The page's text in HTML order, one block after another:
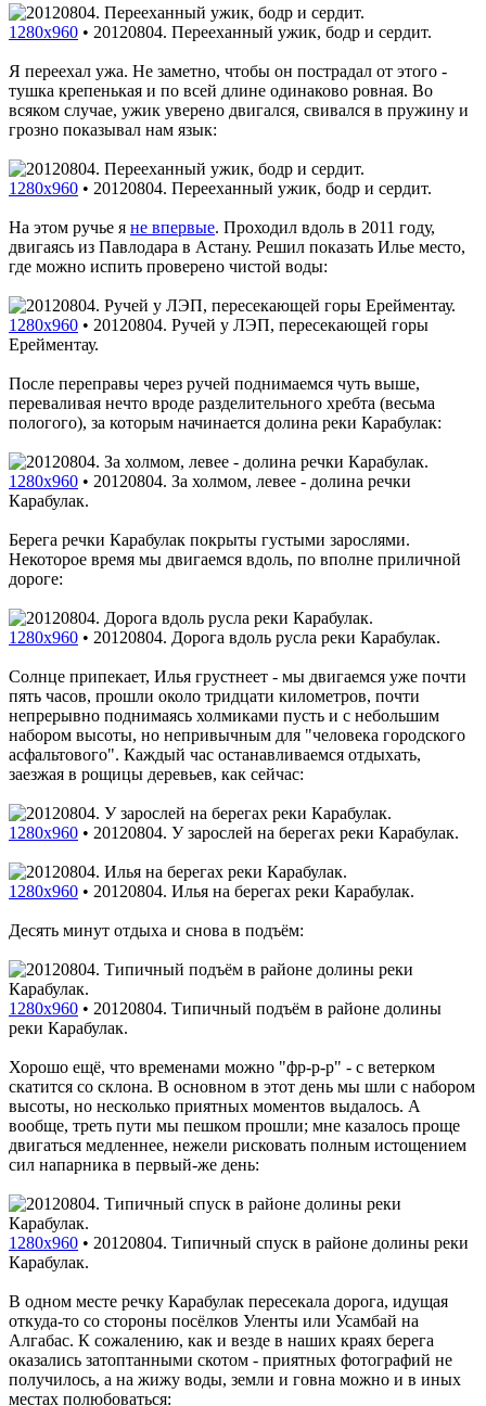
1280x960 • 20120804. Перееханный ужик, бодр и сердит.
Я переехал ужа. Не заметно, чтобы он пострадал от этого -
тушка крепенькая и по всей длине одинаково ровная. Во
всяком случае, ужик уверено двигался, свивался в пружину и
грозно показывал нам язык:
1280x960 • 20120804. Перееханный ужик, бодр и сердит.
На этом ручье я не впервые. Проходил вдоль в 2011 году,
двигаясь из Павлодара в Астану. Решил показать Илье место,
где можно испить проверено чистой воды:
1280x960 • 20120804. Ручей у ЛЭП, пересекающей горы
Ерейментау.
После переправы через ручей поднимаемся чуть выше,
переваливая нечто вроде разделительного хребта (весьма
пологого), за которым начинается долина реки Карабулак:
1280x960 • 20120804. За холмом, левее - долина речки
Карабулак.
Берега речки Карабулак покрыты густыми зарослями.
Некоторое время мы двигаемся вдоль, по вполне приличной
дороге:
1280x960 • 20120804. Дорога вдоль русла реки Карабулак.
Солнце припекает, Илья грустнеет - мы двигаемся уже почти
пять часов, прошли около тридцати километров, почти
непрерывно поднимаясь холмиками пусть и с небольшим
набором высоты, но непривычным для "человека городского
асфальтового". Каждый час останавливаемся отдыхать,
заезжая в рощицы деревьев, как сейчас:
1280x960 • 20120804. У зарослей на берегах реки Карабулак.
1280x960 • 20120804. Илья на берегах реки Карабулак.
Десять минут отдыха и снова в подъём:
1280x960 • 20120804. Типичный подъём в районе долины
реки Карабулак.
Хорошо ещё, что временами можно "фр-р-р" - с ветерком
скатится со склона. В основном в этот день мы шли с набором
высоты, но несколько приятных моментов выдалось. А
вообще, треть пути мы пешком прошли; мне казалось проще
двигаться медленнее, нежели рисковать полным истощением
сил напарника в первый-же день:
1280x960 • 20120804. Типичный спуск в районе долины реки
Карабулак.
В одном месте речку Карабулак пересекала дорога, идущая
откуда-то со стороны посёлков Уленты или Усамбай на
Алгабас. К сожалению, как и везде в наших краях берега
оказались затоптанными скотом - приятных фотографий не
получилось, а на жижу воды, земли и говна можно и в иных
местах полюбоваться: